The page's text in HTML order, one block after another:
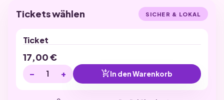
Tickets wählen SICHER & LOKAL
Ticket
17,00€
− + add_shopping_cartIn den Warenkorb